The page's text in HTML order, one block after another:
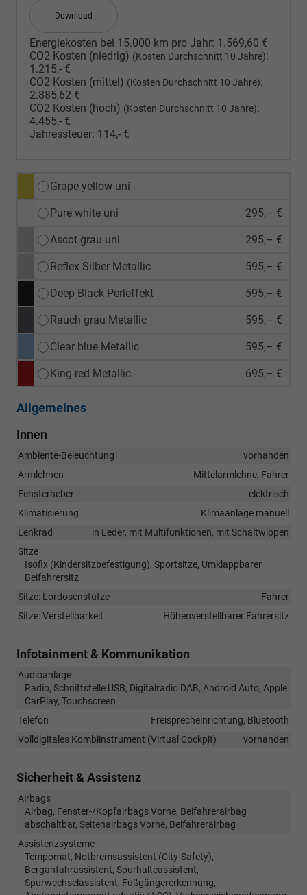
Download
Energiekosten bei 15.000 km pro Jahr: 1.569,60 €
CO2 Kosten (niedrig) (Kosten Durchschnitt 10 Jahre):
1.215,- €
CO2 Kosten (mittel) (Kosten Durchschnitt 10 Jahre):
2.885,62 €
CO2 Kosten (hoch) (Kosten Durchschnitt 10 Jahre):
4.455,- €
Jahressteuer: 114,- €
Grape yellow uni
Pure white uni 295,– €
Ascot grau uni 295,– €
Reflex Silber Metallic 595,– €
Deep Black Perleffekt 595,– €
Rauch grau Metallic 595,– €
Clear blue Metallic 595,– €
King red Metallic 695,– €
Allgemeines
Innen
Ambiente-Beleuchtung
vorhanden
Armlehnen
Mittelarmlehne, Fahrer
Fensterheber
elektrisch
Klimatisierung
Klimaanlage manuell
Lenkrad
in Leder, mit Multifunktionen, mit Schaltwippen
Sitze
Isofix (Kindersitzbefestigung), Sportsitze, Umklappbarer
Beifahrersitz
Sitze: Lordosenstütze
Fahrer
Sitze: Verstellbarkeit
Höhenverstellbarer Fahrersitz
Infotainment & Kommunikation
Audioanlage
Radio, Schnittstelle USB, Digitalradio DAB, Android Auto, Apple
CarPlay, Touchscreen
Telefon
Freisprecheinrichtung, Bluetooth
Volldigitales Kombiinstrument (Virtual Cockpit)
vorhanden
Sicherheit & Assistenz
Airbags
Airbag, Fenster-/Kopfairbags Vorne, Beifahrerairbag
abschaltbar, Seitenairbags Vorne, Beifahrerairbag
Assistenzsysteme
Tempomat, Notbremsassistent (City-Safety),
Berganfahrassistent, Spurhalteassistent,
Spurwechselassistent, Fußgängererkennung,